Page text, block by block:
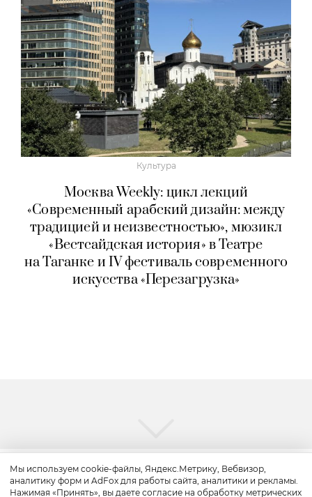
Культура
Москва Weekly: цикл лекций
«Современный арабский дизайн: между
традицией и неизвестностью», мюзикл
«Вестсайдская история» в Театре
на Таганке и IV фестиваль современного
искусства «Перезагрузка»
Путешествие
Мы используем cookie-файлы, Яндекс.Метрику, Вебвизор,
аналитику форм и AdFox для работы сайта, аналитики и рекламы.
Нажимая «Принять», вы даете согласие на обработку метрических